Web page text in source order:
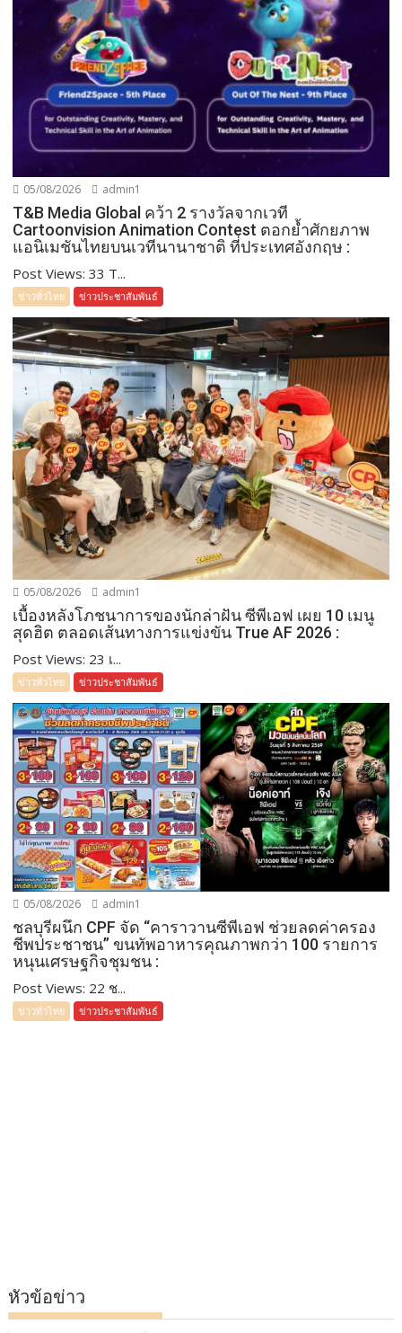
05/08/2026 admin1
T&B Media Global คว้า 2 รางวัลจากเวที
Cartoonvision Animation Contest ตอกย้ำศักยภาพ
แอนิเมชันไทยบนเวทีนานาชาติ ที่ประเทศอังกฤษ :
Post Views: 33 T...
ข่าวทั่วไทย ข่าวประชาสัมพันธ์
05/08/2026 admin1
เบื้องหลังโภชนาการของนักล่าฝัน ซีพีเอฟ เผย 10 เมนู
สุดฮิต ตลอดเส้นทางการแข่งขัน True AF 2026 :
Post Views: 23 เ...
ข่าวทั่วไทย ข่าวประชาสัมพันธ์
05/08/2026 admin1
ชลบุรีผนึก CPF จัด “คาราวานซีพีเอฟ ช่วยลดค่าครอง
ชีพประชาชน” ขนทัพอาหารคุณภาพกว่า 100 รายการ
หนุนเศรษฐกิจชุมชน :
Post Views: 22 ช...
ข่าวทั่วไทย ข่าวประชาสัมพันธ์
หัวข้อข่าว